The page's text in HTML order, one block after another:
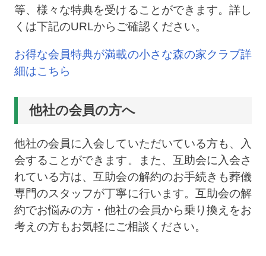
等、様々な特典を受けることができます。詳し
くは下記のURLからご確認ください。
お得な会員特典が満載の小さな森の家クラブ詳
細はこちら
他社の会員の方へ
他社の会員に入会していただいている方も、入
会することができます。また、互助会に入会さ
れている方は、互助会の解約のお手続きも葬儀
専門のスタッフが丁寧に行います。互助会の解
約でお悩みの方・他社の会員から乗り換えをお
考えの方もお気軽にご相談ください。